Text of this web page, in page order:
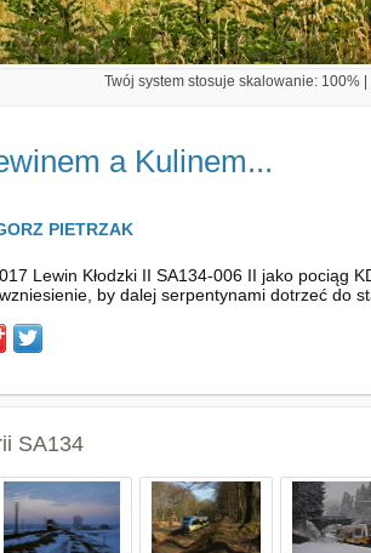
Twój system stosuje skalowanie: 100%
a Kulinem...
PIETRZAK
Lewin Kłodzki II SA134-006 II jako pociąg
by dalej serpentynami dotrzeć do
SA134